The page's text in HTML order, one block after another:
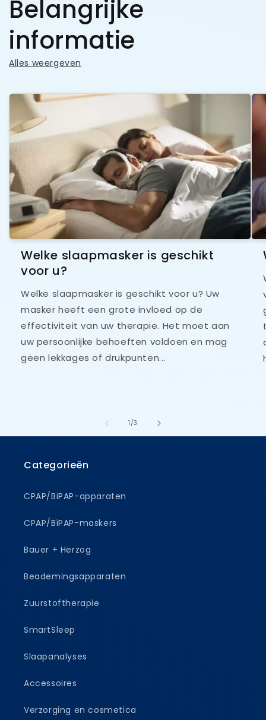
Belangrijke
informatie
Alles weergeven
Welke slaapmasker is geschikt
voor u?
Welke slaapmasker is geschikt voor u? Uw
masker heeft een grote invloed op de
effectiviteit van uw therapie. Het moet aan
uw persoonlijke behoeften voldoen en mag
geen lekkages of drukpunten...
1/van
3
Categorieën
CPAP/BiPAP-apparaten
CPAP/BiPAP-maskers
Bauer + Herzog
Beademingsapparaten
Zuurstoftherapie
SmartSleep
Slaapanalyses
Accessoires
Verzorging en cosmetica